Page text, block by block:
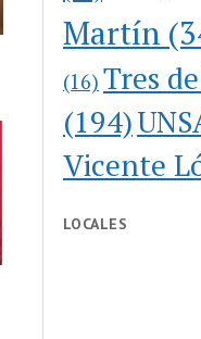
Martín
(16) Tres
(194)
Vicente
LOCALES